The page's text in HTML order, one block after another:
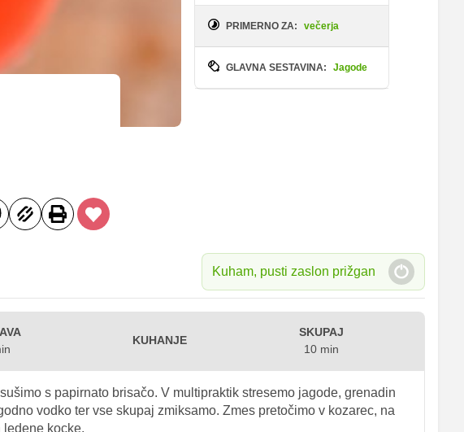
PRIMERNO ZA: večerja
GLAVNA SESTAVINA: Jagode
Kuham, pusti zaslon prižgan
KUHANJE
SKUPAJ
10 min
s papirnato brisačo. V multipraktik stresemo jagode, grenadin
vodko ter vse skupaj zmiksamo. Zmes pretočimo v kozarec, na
ledene kocke.